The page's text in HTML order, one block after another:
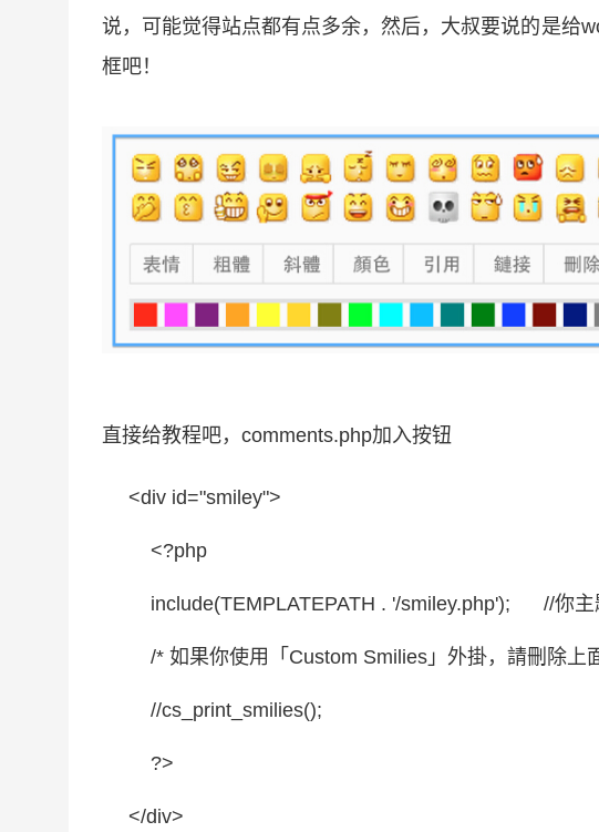
说，可能觉得站点都有点多余，然后，大叔要说的是给
框吧！
直接给教程吧，comments.php加入按钮
<div id="smiley">
<?php
include(TEMPLATEPATH . '/smiley.php'); //你
/* 如果你使用「Custom Smilies」外掛，請刪除上
//cs_print_smilies();
?>
</div>